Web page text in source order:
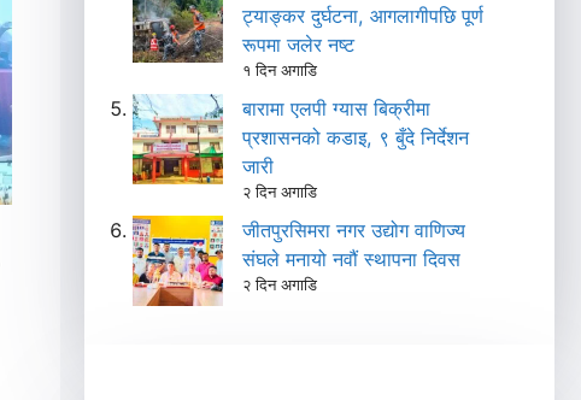
ट्याङ्कर दुर्घटना, आगलागीपछि पूर्ण
रूपमा जलेर नष्ट
१ दिन अगाडि
बारामा एलपी ग्यास बिक्रीमा
प्रशासनको कडाइ, ९ बुँदे निर्देशन
जारी
२ दिन अगाडि
जीतपुरसिमरा नगर उद्योग वाणिज्य
संघले मनायो नवौं स्थापना दिवस
२ दिन अगाडि